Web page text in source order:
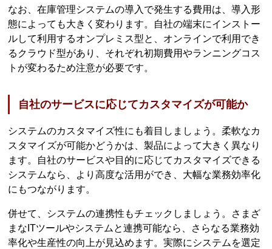
なお、在庫管理システムの導入で発生する費用は、導入形
態によっても大きく変わります。自社の端末にインストー
ルして利用するオンプレミス型と、オンラインで利用でき
るクラウド型があり、それぞれ初期費用やランニングコス
トが変わるため注意が必要です。
自社のサービスに応じてカスタマイズが可能か
システムのカスタマイズ性にも着目しましょう。柔軟なカ
スタマイズが可能かどうかは、製品によって大きく異なり
ます。自社のサービスや目的に応じてカスタマイズできる
システムなら、より高度な活用ができ、大幅な業務効率化
にもつながります。
併せて、システムの連携性もチェックしましょう。さまざ
まなITツールやシステムと連携可能なら、さらなる業務効
率化や生産性の向上が見込めます。実際にシステムを選定